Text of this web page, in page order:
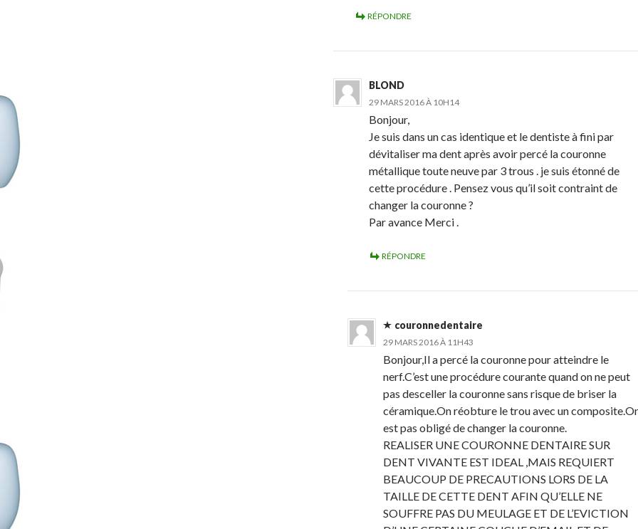
RÉPONDRE
BLOND
29 MARS 2016 À 10H14
Bonjour,
Je suis dans un cas identique et le dentiste à fini par
dévitaliser ma dent après avoir percé la couronne
métallique toute neuve par 3 trous . je suis étonné de
cette procédure . Pensez vous qu’il soit contraint de
changer la couronne ?
Par avance Merci .
RÉPONDRE
couronnedentaire
29 MARS 2016 À 11H43
Bonjour,Il a percé la couronne pour atteindre le
nerf.C’est une procédure courante quand on ne peut
pas desceller la couronne sans risque de briser la
céramique.On réobture le trou avec un
est pas obligé de changer la couronne.
REALISER UNE COURONNE DENTAIRE SUR
DENT VIVANTE EST IDEAL ,MAIS REQUIERT
BEAUCOUP DE PRECAUTIONS LORS DE LA
TAILLE DE CETTE DENT AFIN QU’ELLE NE
SOUFFRE PAS DU MEULAGE ET DE L’EVICTION